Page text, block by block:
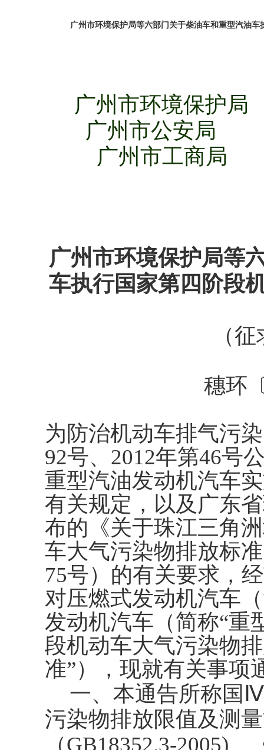
广州市环境保护局等六部门关于柴油车和重型汽油
广州市环境保护局
广州市公安局
广州市工商局
广州市环境保护局等
车执行国家第四阶段
（
穗环
为防治机动车排气污
92号、2012年第46号
重型汽油发动机汽车
有关规定，以及广东
布的《关于珠江三角
车大气污染物排放标
75号）的有关要求，
对压燃式发动机汽车
发动机汽车（简称“重
段机动车大气污染物
准”），现就有关事项
一、本通告所称国
污染物排放限值及测
（GB18352.3-2005)